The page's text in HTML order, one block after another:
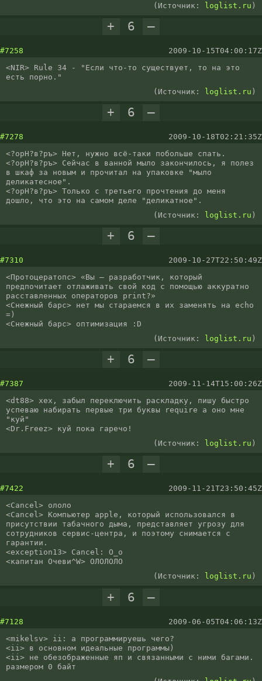
(Источник:
loglist.ru )
+ 6 –
#7258
2009-10-15T04:00:17Z
<NIR> Rule 34 - "Если что-то существует, то на это
есть порно."
(Источник:
loglist.ru )
+ 6 –
#7278
2009-10-18T02:21:35Z
<?орН?в?ръ> Нет, нужно всё-таки побольше спать.
<?орН?в?ръ> Сейчас в ванной мыло закончилось, я полез
в шкаф за новым и прочитал на упаковке "мыло
деликатесное".
<?орН?в?ръ> Только с третьего прочтения до меня
дошло, что это на самом деле "деликатное".
(Источник:
loglist.ru )
+ 6 –
#7310
2009-10-27T22:50:49Z
<Протоцератопс> «Вы — разработчик, который
предпочитает отлаживать свой код с помощью аккуратно
расставленных операторов print?»
<Снежный барс> нет мы стараемся в их заменять на echo
=)
<Снежный барс> оптимизация :D
(Источник:
loglist.ru )
+ 6 –
#7387
2009-11-14T15:00:26Z
<dt88> хех, забыл переключить раскладку, пишу быстро
успеваю набирать первые три буквы require а оно мне
"куй"
<Dr.Freez> куй пока гаречо!
(Источник:
loglist.ru )
+ 6 –
#7422
2009-11-21T23:50:45Z
<Cancel> ололо
<Cancel> Компьютер apple, который использовался в
присутствии табачного дыма, представляет угрозу для
сотрудников сервис-центра, и поэтому снимается с
гарантии.
<exception13> Cancel: O_o
<капитан Очеви^W> ОЛОЛОЛО
(Источник:
loglist.ru )
+ 6 –
#7128
2009-06-05T04:06:13Z
<mikelsv> ii: а программируешь чего?
<ii> в основном идеальные программы)
<ii> не обезображенные яп и связанными с ними багами.
размером 0 байт